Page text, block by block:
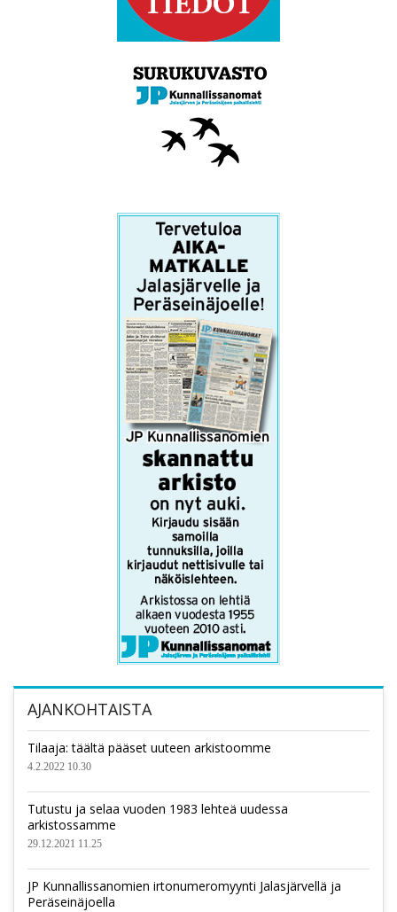
AJANKOHTAISTA
Tilaaja: täältä pääset uuteen arkistoomme
4.2.2022 10.30
Tutustu ja selaa vuoden 1983 lehteä uudessa
arkistossamme
29.12.2021 11.25
JP Kunnallissanomien irtonumeromyynti Jalasjärvellä ja
Peräseinäjoella